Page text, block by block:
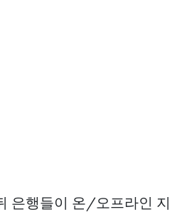
은행들이 온/오프라인 지